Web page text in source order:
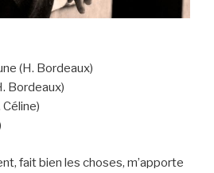
(H. Bordeaux)
Bordeaux)
fait bien les choses, m’apporte